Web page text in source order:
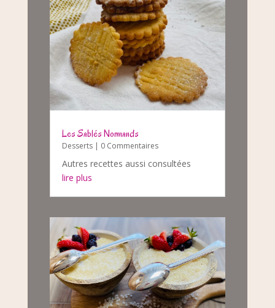
Les Sablés Normands
Desserts| 0 Commentaires
Autres recettes aussi consultées
lire plus